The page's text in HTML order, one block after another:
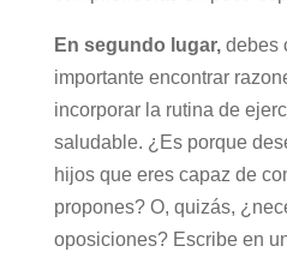
En segundo lugar,debes
importante encontrar
incorporar la rutina de
saludable. ¿Es porque
hijos que eres capaz de
propones? O, quizás,
oposiciones? Escribe en